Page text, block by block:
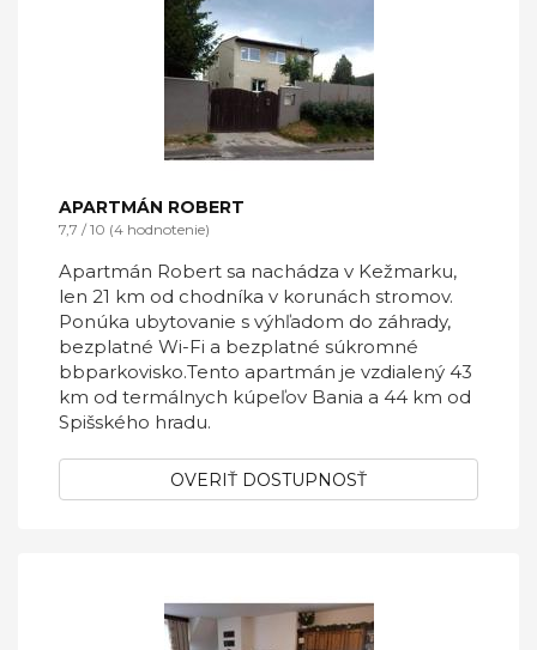
APARTMÁN ROBERT
7,7 / 10 (4 hodnotenie)
Apartmán Robert sa nachádza v Kežmarku,
len 21 km od chodníka v korunách stromov.
Ponúka ubytovanie s výhľadom do záhrady,
bezplatné Wi-Fi a bezplatné súkromné
bbparkovisko.Tento apartmán je vzdialený 43
km od termálnych kúpeľov Bania a 44 km od
Spišského hradu.
OVERIŤ DOSTUPNOSŤ